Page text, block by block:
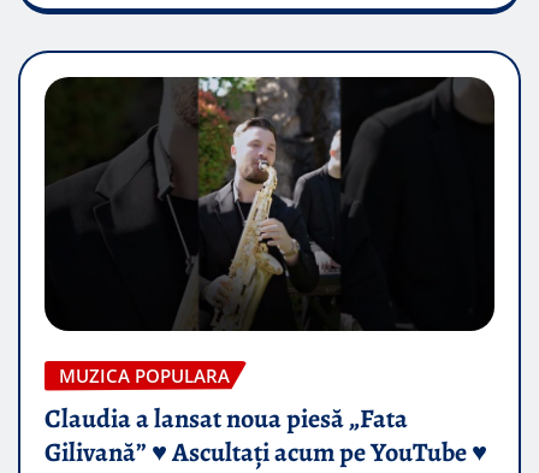
MUZICA POPULARA
Claudia a lansat noua piesă „Fata
Gilivană” ♥️ Ascultați acum pe YouTube ♥️